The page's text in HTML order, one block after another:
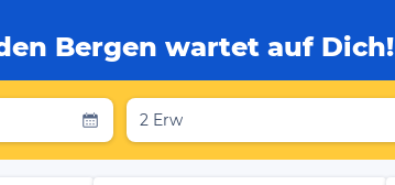
Bergen wartet auf Dich!
2 Erw